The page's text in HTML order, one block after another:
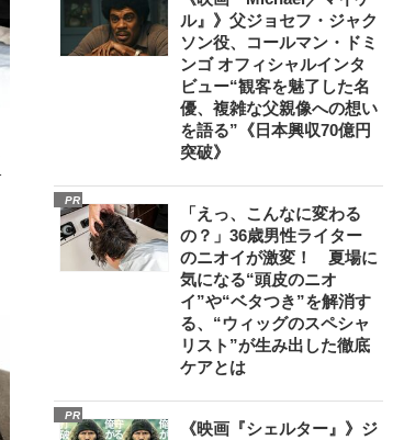
ル』》父ジョセフ・ジャク
ソン役、コールマン・ドミ
ンゴ オフィシャルインタ
ビュー“観客を魅了した名
優、複雑な父親像への想い
を語る”《日本興収70億円
突破》
PR
「えっ、こんなに変わる
の？」36歳男性ライター
のニオイが激変！ 夏場に
気になる“頭皮のニオ
イ”や“ベタつき”を解消す
る、“ウィッグのスペシャ
リスト”が生み出した徹底
ケアとは
PR
《映画『シェルター』》ジ